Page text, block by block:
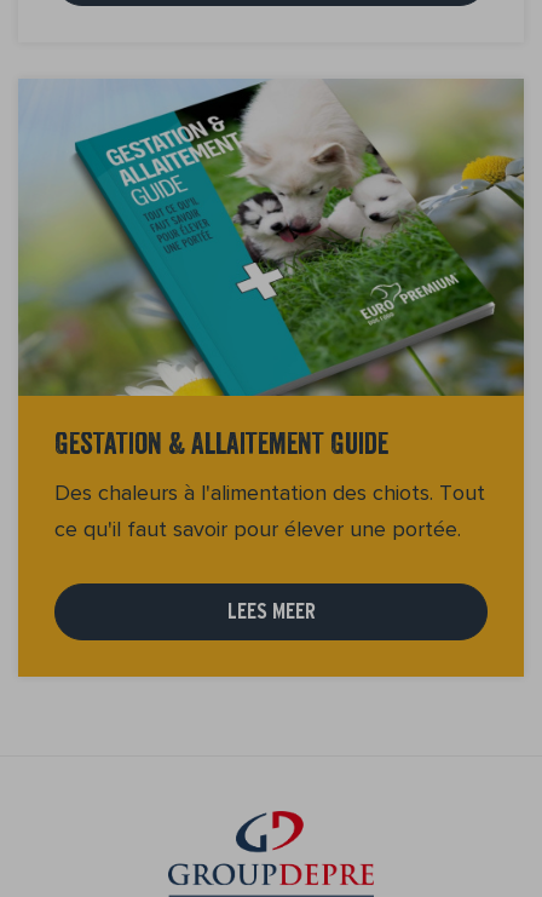
Gestation & Allaitement Guide
Des chaleurs à l'alimentation des chiots. Tout
ce qu'il faut savoir pour élever une portée.
LEES MEER